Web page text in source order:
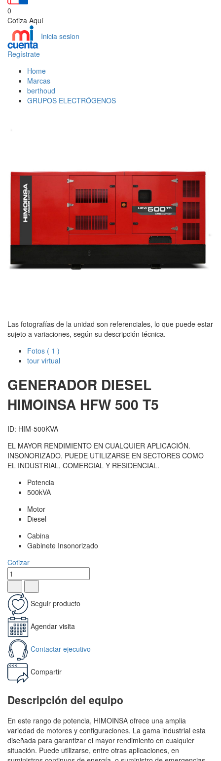
0
Cotiza Aquí
Inicia sesion
Regístrate
Home
Marcas
berthoud
GRUPOS ELECTRÓGENOS
Las fotografías de la unidad son referenciales, lo que puede estar
sujeto a variaciones, según su descripción técnica.
Fotos ( 1 )
tour virtual
GENERADOR DIESEL
HIMOINSA HFW 500 T5
ID: HIM-500KVA
EL MAYOR RENDIMIENTO EN CUALQUIER APLICACIÓN.
INSONORIZADO. PUEDE UTILIZARSE EN SECTORES COMO
EL INDUSTRIAL, COMERCIAL Y RESIDENCIAL.
Potencia
500kVA
Motor
Diesel
Cabina
Gabinete Insonorizado
Cotizar
Seguir producto
Agendar visita
Contactar ejecutivo
Compartir
Descripción del equipo
En este rango de potencia, HIMOINSA ofrece una amplia
variedad de motores y configuraciones. La gama industrial esta
diseñada para garantizar el mayor rendimiento en cualquier
situación. Puede utilizarse, entre otras aplicaciones, en